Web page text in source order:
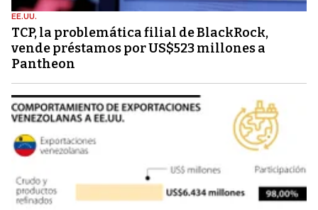
EE.UU.
TCP, la problemática filial de BlackRock,
vende préstamos por US$523 millones a
Pantheon